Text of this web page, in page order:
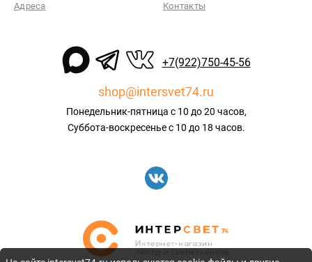
Адреса Контакты
+7(922)750-45-56
shop@intersvet74.ru
Понедельник-пятница с 10 до 20 часов,
Суббота-воскресенье с 10 до 18 часов.